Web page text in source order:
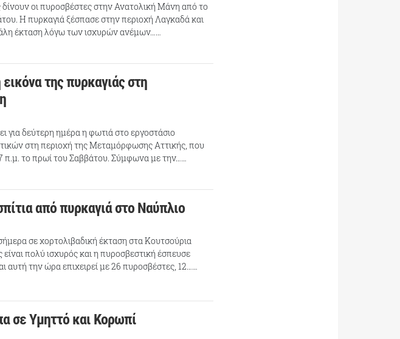
οι πυροσβέστες στην Ανατολική Μάνη από το
Η πυρκαγιά ξέσπασε στην περιοχή Λαγκαδά και
έκταση λόγω των ισχυρών ανέμων……
της πυρκαγιάς στη
για δεύτερη ημέρα η φωτιά στο εργοστάσιο
στη περιοχή της Μεταμόρφωσης Αττικής, που
π.μ. το πρωί του Σαββάτου. Σύμφωνα με την……
από πυρκαγιά στο Ναύπλιο
σε χορτολιβαδική έκταση στα Κουτσούρια
πολύ ισχυρός και η πυροσβεστική έσπευσε
αυτή την ώρα επιχειρεί με 26 πυροσβέστες, 12……
σε Υμηττό και Κορωπί